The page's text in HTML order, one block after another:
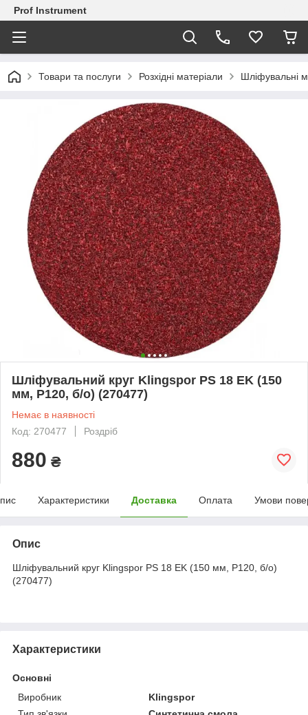
Prof Instrument
Товари та послуги Розхідні матеріали Шліфувальні
Шліфувальний круг Klingspor PS 18 EK (150
мм, P120, б/о) (270477)
Немає в наявності
Код: 270477
Роздріб
880 ₴
Характеристики Доставка Оплата Умови
Опис
Шліфувальний круг Klingspor PS 18 EK (150 мм, P120, б/о)
(270477)
Характеристики
Основні
Виробник
Klingspor